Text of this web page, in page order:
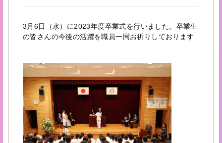
3月6日（水）に2023年度卒業式を行いました。卒業生
の皆さんの今後の活躍を職員一同お祈りしております